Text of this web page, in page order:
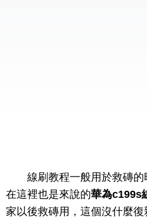
線刷教程一般用於救磚
在這裡也是來說的華為c199s
家以後救磚用，這個沒什麼